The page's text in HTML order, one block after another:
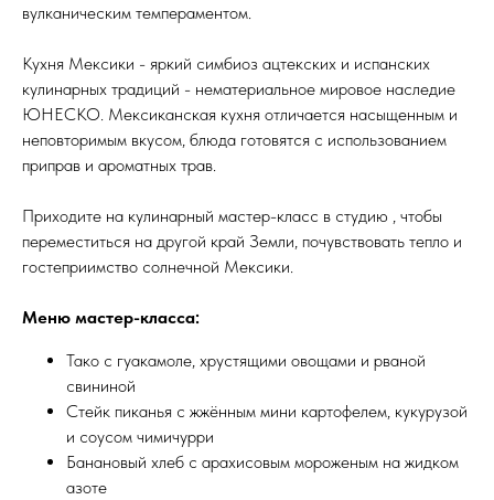
вулканическим темпераментом.
Кухня Мексики - яркий симбиоз ацтекских и испанских
кулинарных традиций - нематериальное мировое наследие
ЮНЕСКО. Мексиканская кухня отличается насыщенным и
неповторимым вкусом, блюда готовятся с использованием
приправ и ароматных трав.
Приходите на кулинарный мастер-класс в студию , чтобы
переместиться на другой край Земли, почувствовать тепло и
гостеприимство солнечной Мексики.
Меню мастер-класса:
Тако с гуакамоле, хрустящими овощами и рваной
свининой
Стейк пиканья с жжённым мини картофелем, кукурузой
и соусом чимичурри
Банановый хлеб с арахисовым мороженым на жидком
азоте